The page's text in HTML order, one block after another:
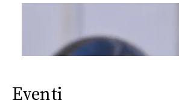
Eventi